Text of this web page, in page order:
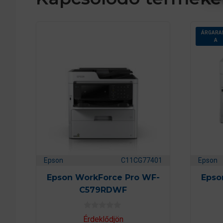
Epson C11CG77401
Epson WorkForce Pro WF-
C579RDWF
0
Érdeklődjön
A
Epson